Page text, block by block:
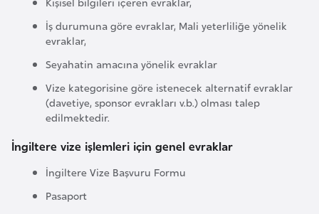
İş durumuna göre evraklar, Mali yeterliliğe yönelik
evraklar,
Seyahatin amacına yönelik evraklar
Vize kategorisine göre istenecek alternatif evraklar
(davetiye, sponsor evrakları v.b.) olması talep
edilmektedir.
İngiltere vize işlemleri için genel evraklar
İngiltere Vize Başvuru Formu
Pasaport
C
u
m